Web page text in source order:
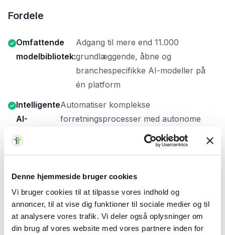
Denne hjemmeside bruger cookies
Vi bruger cookies til at tilpasse vores indhold og
annoncer, til at vise dig funktioner til sociale medier og til
at analysere vores trafik. Vi deler også oplysninger om
din brug af vores website med vores partnere inden for
Fordele
Omfattende
modelbibliotek:
Adgang til mere end 11.000
grundlæggende, åbne og
branchespecifikke AI-modeller på
én platform
Intelligente
AI-
agenter:
Automatiser komplekse
forretningsprocesser med autonome
agenter, der handler på vegne af jeres
dataintegration:sikkert i jeres egne data med
Microsoft Defender og Entra ID
integration
Samlet styring Observabilitet og kontrol på tværs af